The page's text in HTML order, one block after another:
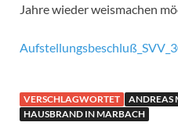
Jahre wieder weismachen
VERSCHLAGWORTET
ANDREAS
HAUSBRAND IN MARBACH